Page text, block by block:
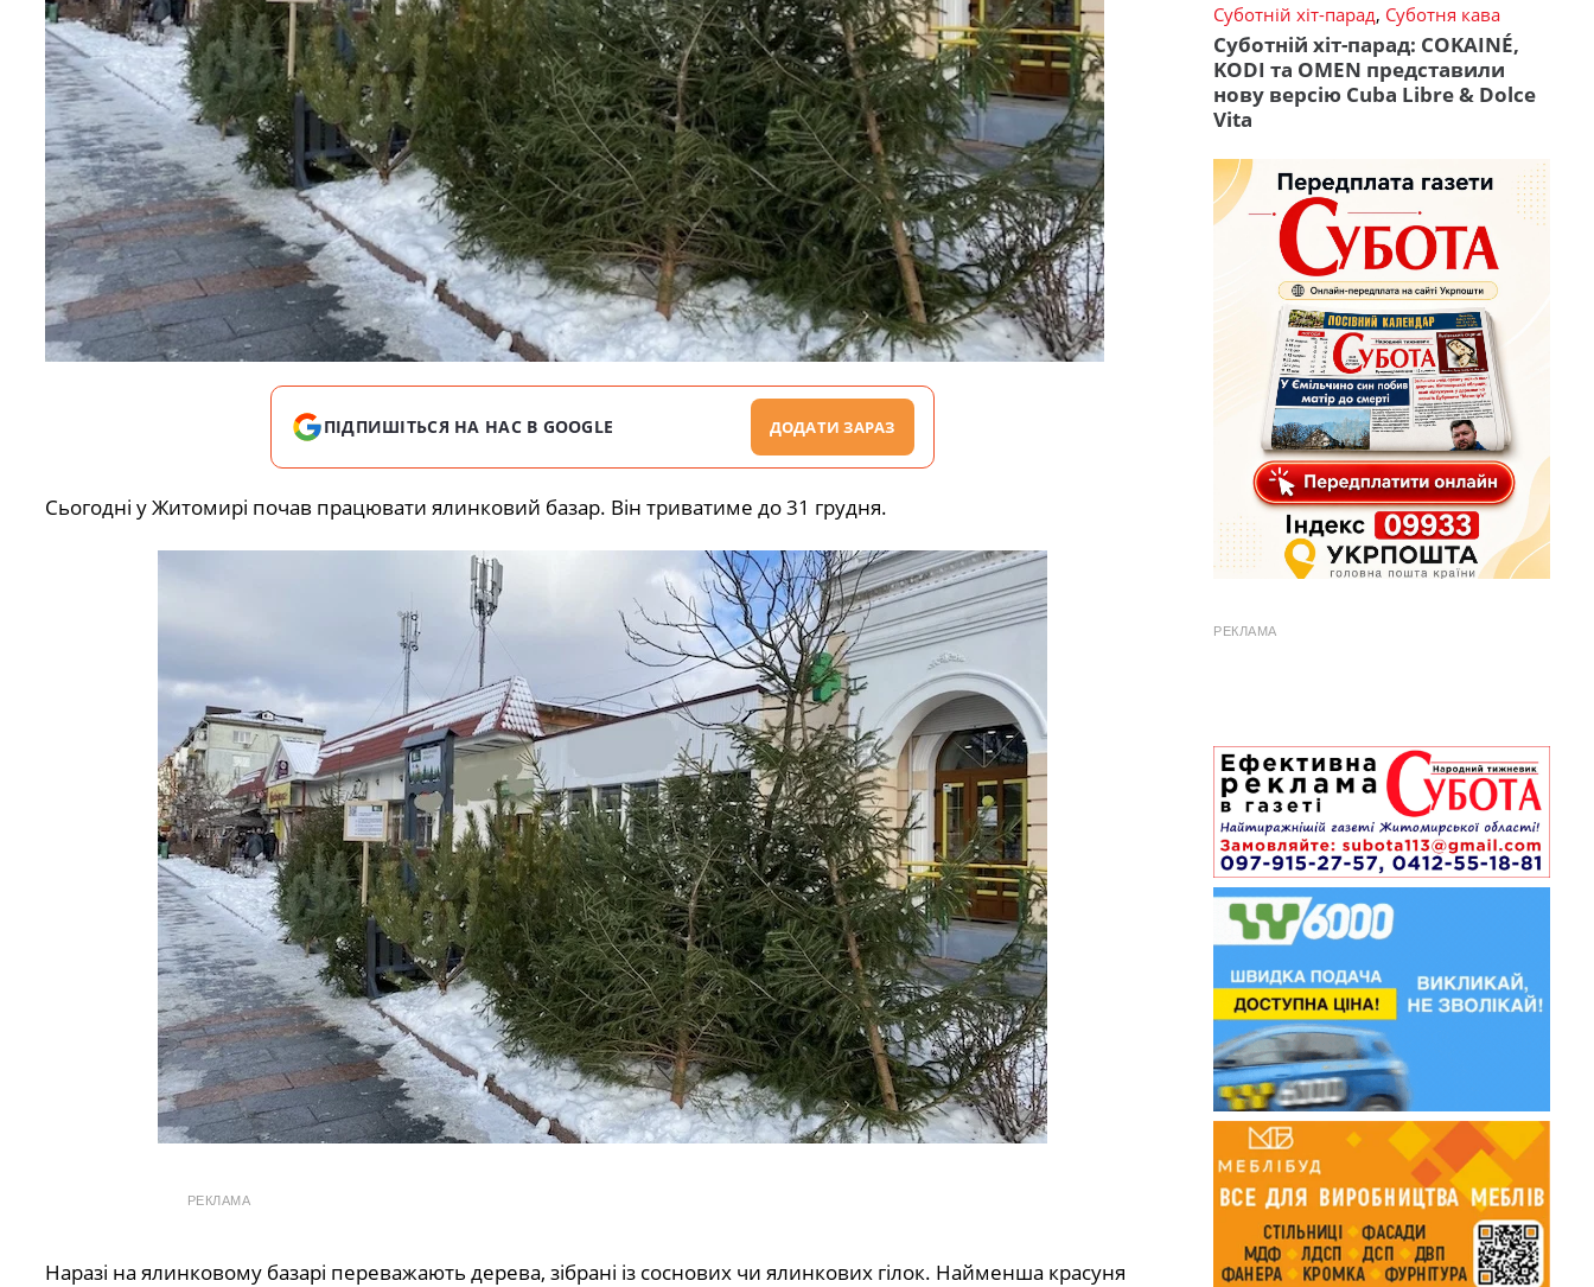
ПІДПИШІТЬСЯ НА НАС В GOOGLE ДОДАТИ ЗАРАЗ
Сьогодні у Житомирі почав працювати ялинковий базар. Він триватиме до 31 грудня.
РЕКЛАМА
Наразі на ялинковому базарі переважають дерева, зібрані із соснових чи ялинкових гілок. Найменша красуня
Суботній хіт-парад, Суботня кава
Суботній хіт-парад: COKAINÉ,
KODI та OMEN представили
нову версію Cuba Libre & Dolce
Vita
РЕКЛАМА